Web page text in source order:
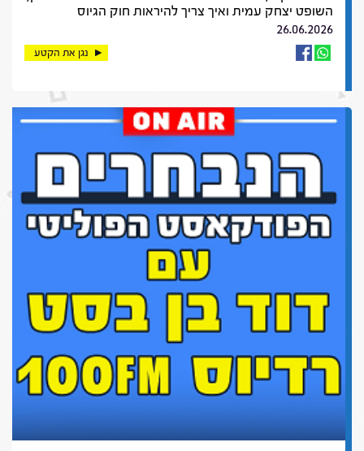
השופט יצחק עמית ואיך צריך להיראות חוק הגיוס
26.06.2026
נגן את הקטע